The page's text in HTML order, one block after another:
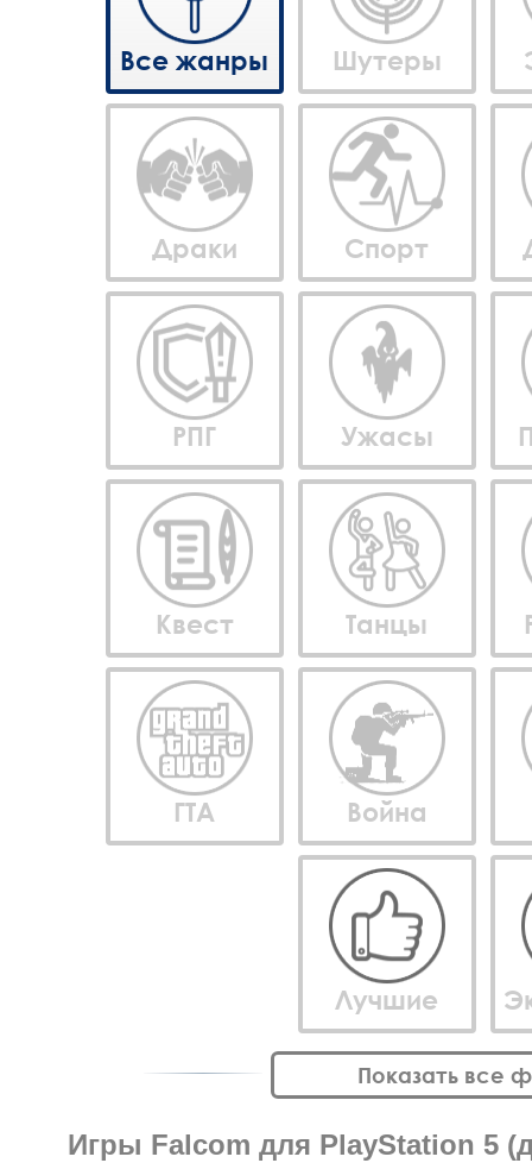
Все жанры Шутеры
Драки Спорт
РПГ Ужасы
Квест Танцы
ГТА Война
Лучшие
Показать все
Игры Falcom для PlayStation 5